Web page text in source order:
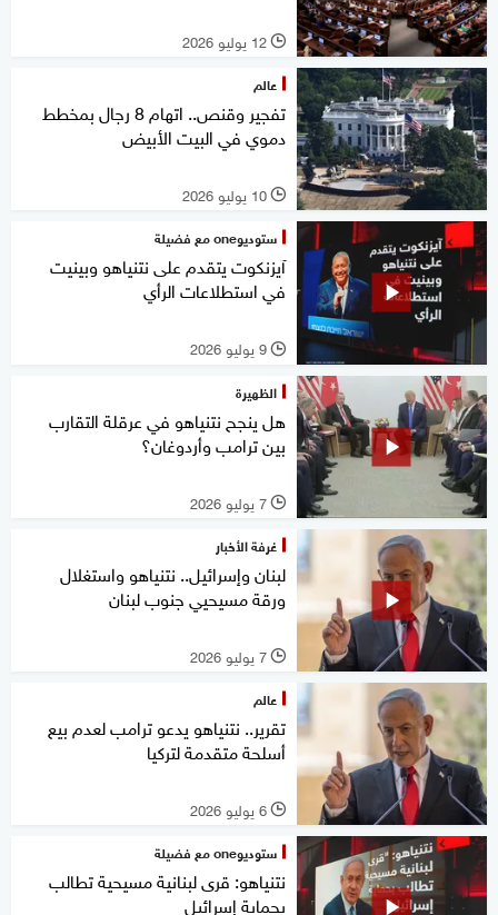
l 12 يوليو 2026
عالم
تفجير وقنص.. اتهام 8 رجال بمخطط
دموي في البيت الأبيض
l 10 يوليو 2026
ستوديوone مع فضيلة
آيزنكوت يتقدم على نتنياهو وبينيت
في استطلاعات الرأي
l 9 يوليو 2026
الظهيرة
هل ينجح نتنياهو في عرقلة التقارب
بين ترامب وأردوغان؟
l 7 يوليو 2026
غرفة الأخبار
لبنان وإسرائيل.. نتنياهو واستغلال
ورقة مسيحيي جنوب لبنان
l 7 يوليو 2026
عالم
تقرير.. نتنياهو يدعو ترامب لعدم بيع
أسلحة متقدمة لتركيا
l 6 يوليو 2026
ستوديوone مع فضيلة
نتنياهو: قرى لبنانية مسيحية تطالب
بحماية إسرائيل